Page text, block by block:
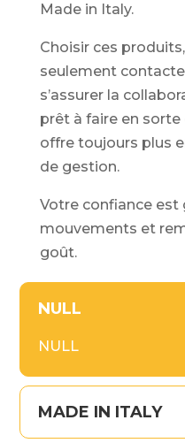
Made in Italy.
Choisir ces
seulement
s’assurer la
prêt à faire en
offre toujours plus
de gestion.
Votre confiance est
mouvements et
goût.
NULL
NULL
MADE IN ITALY